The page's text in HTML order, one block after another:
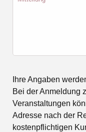
Ihre Angaben
Bei der Anmeldung
Veranstaltungen
Adresse nach der
kostenpflichtigen